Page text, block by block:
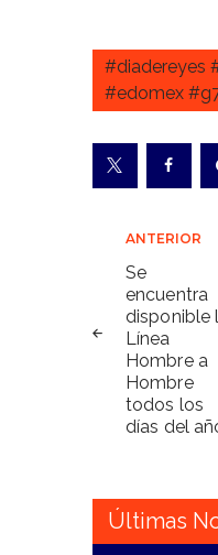
#diadereyes
#edomex
de
entradas
ANTERIOR
Se
encuentra
disponible
Línea
Hombre a
Hombre
todos los
días del
Últimas